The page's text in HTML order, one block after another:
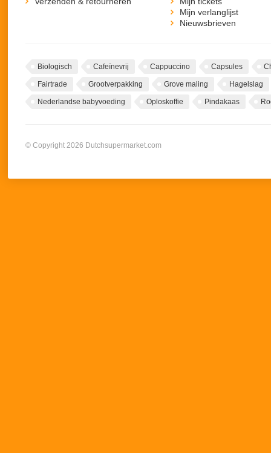
Mijn verlanglijst
Nieuwsbrieven
Biologisch Cafeïnevrij Cappuccino Capsules
Fairtrade Grootverpakking Grove maling Hagelslag
Nederlandse babyvoeding Oploskoffie Pindakaas
© Copyright 2026 Dutchsupermarket.com